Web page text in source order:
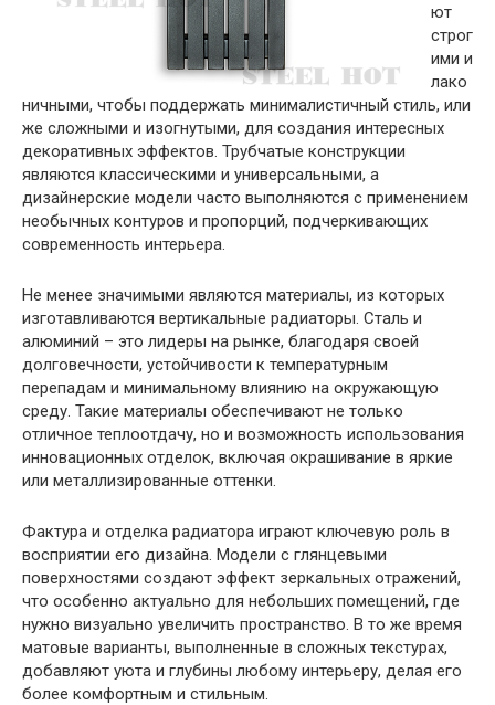
ют
строг
ими и
лако
ничными, чтобы поддержать минималистичный стиль, или
же сложными и изогнутыми, для создания интересных
декоративных эффектов. Трубчатые конструкции
являются классическими и универсальными, а
дизайнерские модели часто выполняются с применением
необычных контуров и пропорций, подчеркивающих
современность интерьера.
Не менее значимыми являются материалы, из которых
изготавливаются вертикальные радиаторы. Сталь и
алюминий – это лидеры на рынке, благодаря своей
долговечности, устойчивости к температурным
перепадам и минимальному влиянию на окружающую
среду. Такие материалы обеспечивают не только
отличное теплоотдачу, но и возможность использования
инновационных отделок, включая окрашивание в яркие
или металлизированные оттенки.
Фактура и отделка радиатора играют ключевую роль в
восприятии его дизайна. Модели с глянцевыми
поверхностями создают эффект зеркальных отражений,
что особенно актуально для небольших помещений, где
нужно визуально увеличить пространство. В то же время
матовые варианты, выполненные в сложных текстурах,
добавляют уюта и глубины любому интерьеру, делая его
более комфортным и стильным.